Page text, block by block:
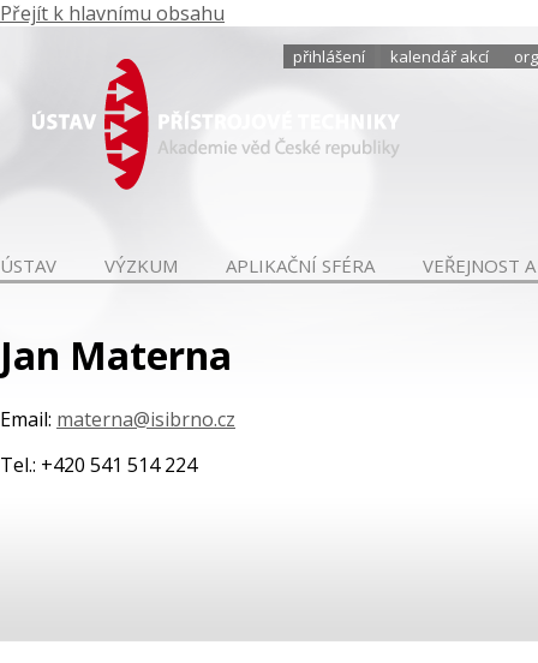
Přejít k hlavnímu obsahu
přihlášení kalendář akcí
ÚSTAV VÝZKUM APLIKAČNÍ SFÉRA VEŘEJNOST
Jan Materna
Email: materna@isibrno.cz
Tel.: +420 541 514 224